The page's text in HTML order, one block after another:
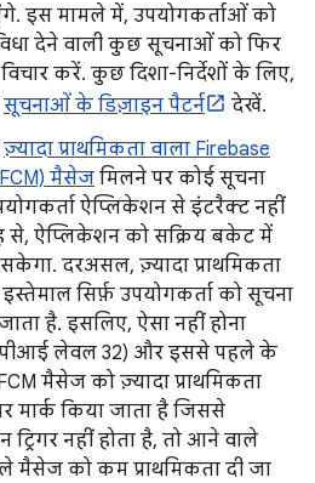
इस मामले में, उपयोगकर्ताओं को
देने वाली कुछ सूचनाओं को फिर
करें. कुछ दिशा-निर्देशों के लिए,
सूचनाओं के डिज़ाइन पैटर्न
देखें.
ज़्यादा प्राथमिकता वाला Firebase
मैसेज मिलने पर कोई सूचना
ऐप्लिकेशन से इंटरैक्ट नहीं
से, ऐप्लिकेशन को सक्रिय बकेट में
सकेगा. दरअसल, ज़्यादा प्राथमिकता
सिर्फ़ उपयोगकर्ता को सूचना
है. इसलिए, ऐसा नहीं होना
लेवल 32) और इससे पहले के
मैसेज को ज़्यादा प्राथमिकता
मार्क किया जाता है जिससे
ट्रिगर नहीं होता है, तो आने वाले
मैसेज को कम प्राथमिकता दी जा